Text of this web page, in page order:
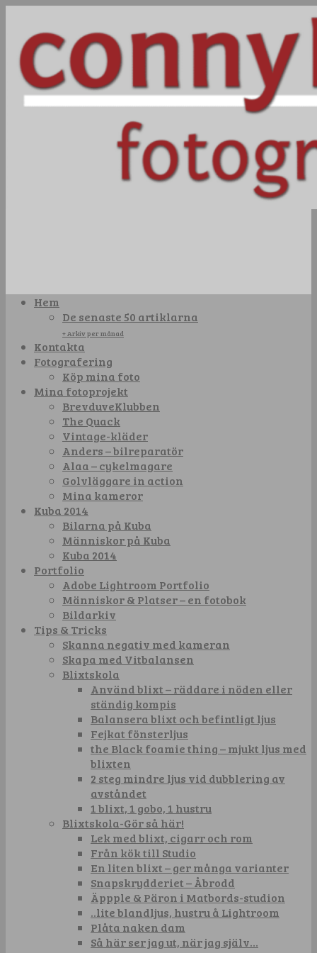
Hem
De senaste 50 artiklarna
+ Arkiv per månad
Kontakta
Fotografering
Köp mina foto
Mina fotoprojekt
BrevduveKlubben
The Quack
Vintage-kläder
Anders – bilreparatör
Alaa – cykelmagare
Golvläggare in action
Mina kameror
Kuba 2014
Bilarna på Kuba
Människor på Kuba
Kuba 2014
Portfolio
Adobe Lightroom Portfolio
Människor & Platser – en fotobok
Bildarkiv
Tips & Tricks
Skanna negativ med kameran
Skapa med Vitbalansen
Blixtskola
Använd blixt – räddare i nöden eller
ständig kompis
Balansera blixt och befintligt ljus
Fejkat fönsterljus
the Black foamie thing – mjukt ljus med
blixten
2 steg mindre ljus vid dubblering av
avståndet
1 blixt, 1 gobo, 1 hustru
Blixtskola-Gör så här!
Lek med blixt, cigarr och rom
Från kök till Studio
En liten blixt – ger många varianter
Snapskrydderiet – Åbrodd
Äppple & Päron i Matbords-studion
..lite blandljus, hustru å Lightroom
Plåta naken dam
Så här ser jag ut, när jag själv…